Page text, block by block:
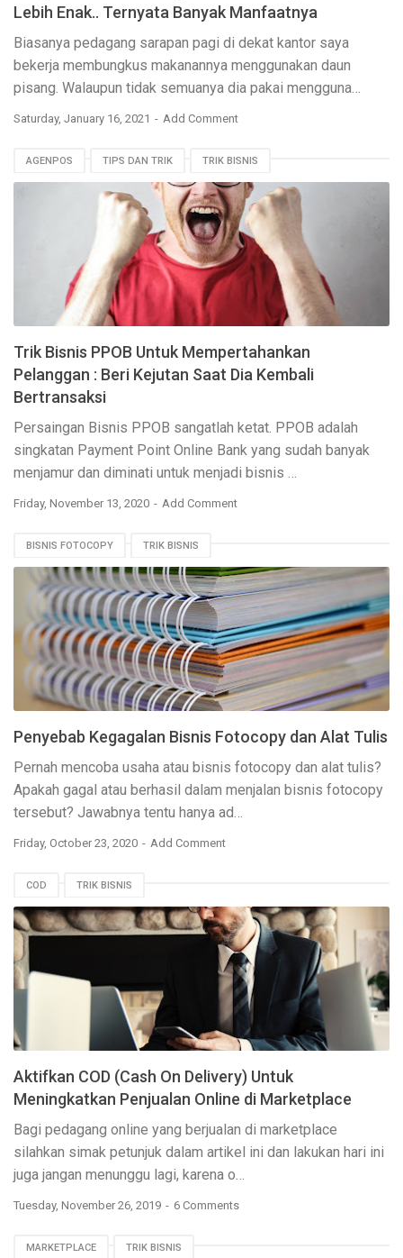
Lebih Enak.. Ternyata Banyak Manfaatnya
Biasanya pedagang sarapan pagi di dekat kantor saya
bekerja membungkus makanannya menggunakan daun
pisang. Walaupun tidak semuanya dia pakai mengguna…
Saturday, January 16, 2021 Add Comment
AGENPOS TIPS DAN TRIK TRIK BISNIS
Trik Bisnis PPOB Untuk Mempertahankan
Pelanggan : Beri Kejutan Saat Dia Kembali
Bertransaksi
Persaingan Bisnis PPOB sangatlah ketat. PPOB adalah
singkatan Payment Point Online Bank yang sudah banyak
menjamur dan diminati untuk menjadi bisnis …
Friday, November 13, 2020 Add Comment
BISNIS FOTOCOPY TRIK BISNIS
Penyebab Kegagalan Bisnis Fotocopy dan Alat Tulis
Pernah mencoba usaha atau bisnis fotocopy dan alat tulis?
Apakah gagal atau berhasil dalam menjalan bisnis fotocopy
tersebut? Jawabnya tentu hanya ad…
Friday, October 23, 2020 Add Comment
COD TRIK BISNIS
Aktifkan COD (Cash On Delivery) Untuk
Meningkatkan Penjualan Online di Marketplace
Bagi pedagang online yang berjualan di marketplace
silahkan simak petunjuk dalam artikel ini dan lakukan hari ini
juga jangan menunggu lagi, karena o…
Tuesday, November 26, 2019 6 Comments
MARKETPLACE TRIK BISNIS